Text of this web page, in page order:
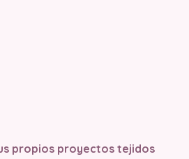
propios proyectos tejidos